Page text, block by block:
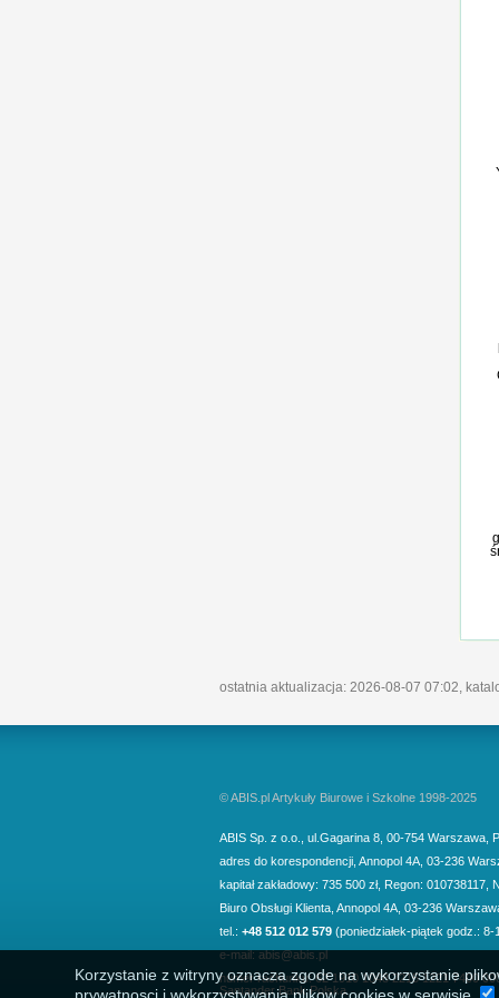
ostatnia aktualizacja: 2026-08-07 07:02,
© ABIS.pl Artykuły Biurowe i Szkolne 1998-2025
ABIS Sp. z o.o. ul.Gagarina 8 00-754 Warszawa
adres do korespondencji Annopol 4A 03-236
kapitał zakładowy: 735 500 zł, Regon: 010738117,
Biuro Obsługi Klienta, Annopol 4A, 03-236
tel.: +48 512 012 579 (poniedziałek-piątek godz.: 8-
e-mail:abis@abis.pl
numer rachunku: 62 1910 1048 2215 1221 7400
Santander Bank Polska
Korzystanie z witryny oznacza zgode na wykorzystanie